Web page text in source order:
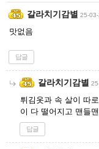
갈라치기감별 25-
맛없음
답글
갈라치기감별
튀김옷과 속 살이 따
이 다 떨어지고 맨들
답글